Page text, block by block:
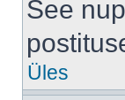
See
Üles